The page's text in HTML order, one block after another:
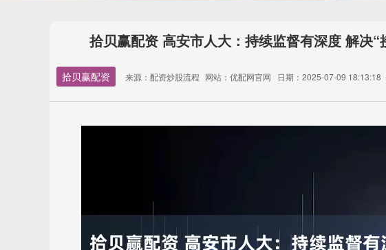
拾贝赢配资 高安市人大：持续监督有深度 解决
拾贝赢配资 来源：配资炒股流程 网站：优配网官网 日期：2025-07-09 18:13:18